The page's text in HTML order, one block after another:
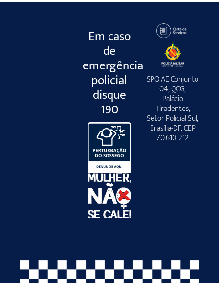
Em caso
de
emergência
policial
disque
190
SPO AE Conjunto
04, QCG,
Palácio
Tiradentes,
Setor Policial Sul,
Brasília-DF, CEP
70.610-212